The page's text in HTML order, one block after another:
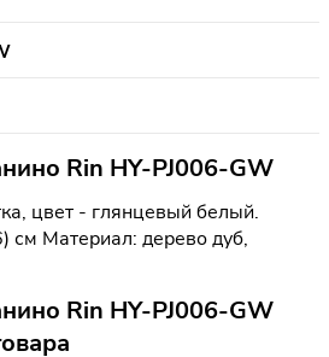
Rin HY-PJ006-GW
цвет - глянцевый белый.
Материал: дерево дуб,
Rin HY-PJ006-GW